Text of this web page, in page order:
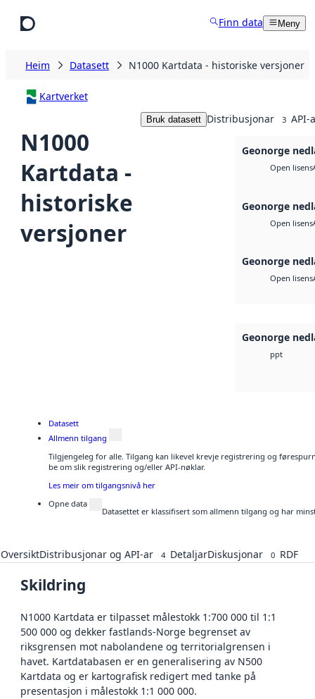
Finn data Meny
Heim Datasett N1000 Kartdata - historiske versjoner
Kartverket
N1000
Kartdata -
historiske
versjoner
Bruk datasett Distribusjonar 3 API-
Geonorge
Open lisens
Geonorge
Open lisens
Geonorge
Open lisens
Geonorge
ppt
Datasett
Allmenn tilgang
Tilgjengeleg for alle. Tilgang kan likevel krevje registrering og
be om slik registrering og/eller API-nøklar.
Les meir om tilgangsnivå her
Opne data
Datasettet er klassifisert som allmenn tilgang og har
OversiktDistribusjonar og API-ar 4 DetaljarDiskusjonar 0 RDF
Skildring
N1000 Kartdata er tilpasset målestokk 1:700 000 til 1:1
500 000 og dekker fastlands-Norge begrenset av
riksgrensen mot nabolandene og territorialgrensen i
havet. Kartdatabasen er en generalisering av N500
Kartdata og er kartografisk redigert med tanke på
presentasjon i målestokk 1:1 000 000.